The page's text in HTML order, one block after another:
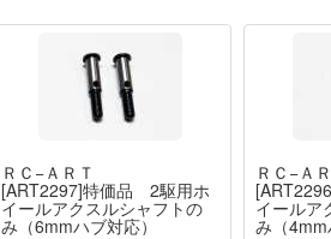
ＲＣ−ＡＲＴ
[ART2297]特価品 2駆用ホ
イールアクスルシャフトの
み（6mmハブ対応）
ＲＣ−Ａ
イールア
み（